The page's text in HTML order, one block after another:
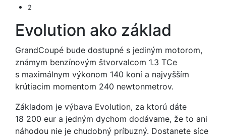
2
Evolution ako základ
GrandCoupé bude dostupné s jediným motorom,
známym benzínovým štvorvalcom 1.3 TCe
s maximálnym výkonom 140 koní a najvyšším
krútiacim momentom 240 newtonmetrov.
Základom je výbava Evolution, za ktorú dáte
18 200 eur a jedným dychom dodávame, že to ani
náhodou nie je chudobný príbuzný. Dostanete síce